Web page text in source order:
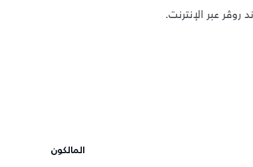
روڤر عبر الإنترنت.
المالكون